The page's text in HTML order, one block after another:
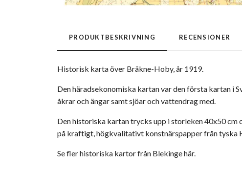
PRODUKTBESKRIVNING RECENSIONER
Historisk karta över Bräkne-Hoby, år 1919.
Den häradsekonomiska kartan var den första kartan i
åkrar och ängar samt sjöar och vattendrag med.
Den historiska kartan trycks upp i storleken 40x50
på kraftigt, högkvalitativt konstnärspapper från tyska
Se fler historiska kartor från Blekinge här.